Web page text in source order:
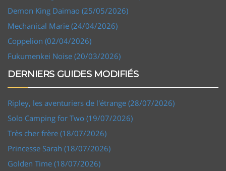
Demon King Daimao (25/05/2026)
Mechanical Marie (24/04/2026)
Coppelion (02/04/2026)
Fukumenkei Noise (20/03/2026)
DERNIERS GUIDES MODIFIÉS
Ripley, les aventuriers de l'étrange (28/07/2026)
Solo Camping for Two (19/07/2026)
Très cher frère (18/07/2026)
Princesse Sarah (18/07/2026)
Golden Time (18/07/2026)